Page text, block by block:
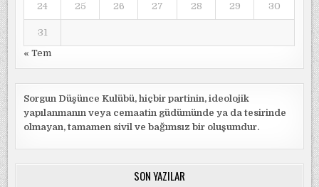
24 25 26 27 28 29 30
31
« Tem
Sorgun Düşünce Kulübü, hiçbir partinin, ideolojik
yapılanmanın veya cemaatin güdümünde ya da tesirinde
olmayan, tamamen sivil ve bağımsız bir oluşumdur.
SON YAZILAR